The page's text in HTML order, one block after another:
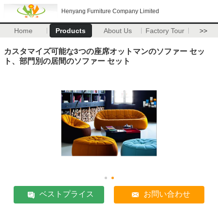
Henyang Furniture Company Limited
Home Products About Us Factory Tour >>
カスタマイズ可能な3つの座席オットマンのソファー セッ
ト、部門別の居間のソファー セット
ベストプライス お問い合わせ